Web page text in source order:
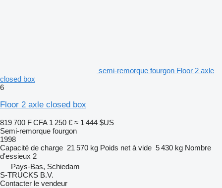
semi-remorque fourgon Floor 2 axle
closed box
6
Floor 2 axle closed box
819 700 F CFA 1 250 € ≈ 1 444 $US
Semi-remorque fourgon
1998
Capacité de charge 21 570 kg Poids net à vide 5 430 kg Nombre
d'essieux 2
Pays-Bas, Schiedam
S-TRUCKS B.V.
Contacter le vendeur